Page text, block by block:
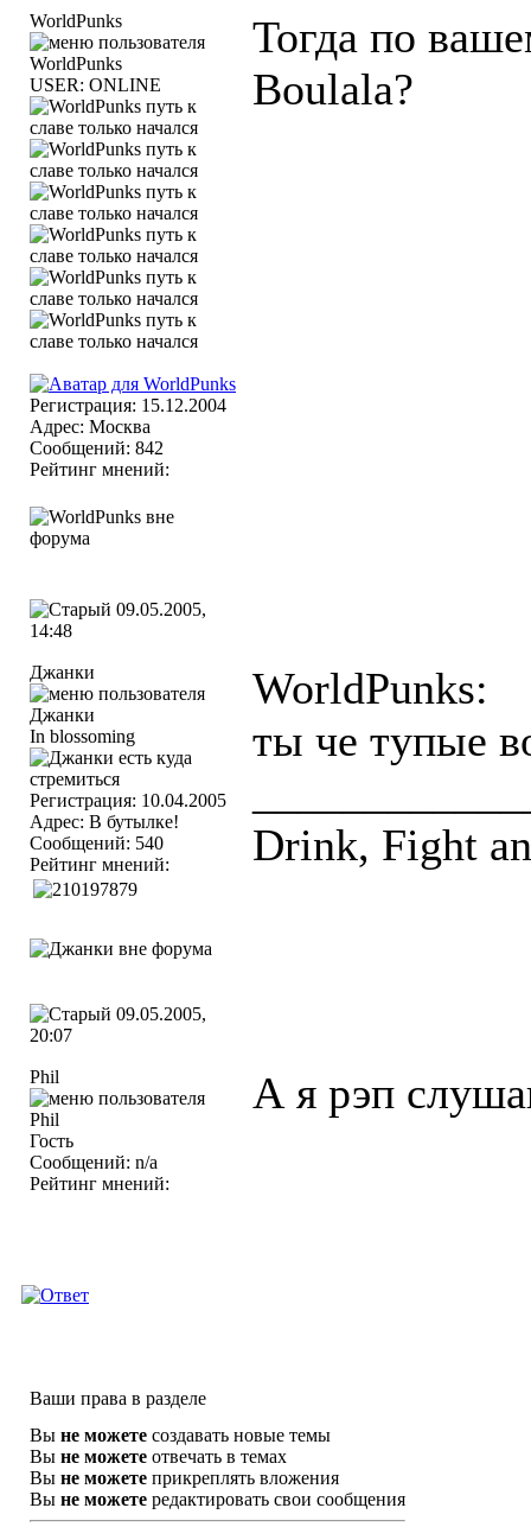
WorldPunks
USER: ONLINE
Регистрация: 15.12.2004
Адрес: Москва
Сообщений: 842
Рейтинг мнений:
Тогда по
Boulala?
09.05.2005,
14:48
Джанки
In blossoming
Регистрация: 10.04.2005
Адрес: В бутылке!
Сообщений: 540
Рейтинг мнений:
WorldPunks:
ты че тупые
Drink, Fight
09.05.2005,
20:07
Phil
Гость
Сообщений: n/a
Рейтинг мнений:
А я рэп
Ваши права в разделе
Вы не можете создавать новые темы
Вы не можете отвечать в темах
Вы не можете прикреплять вложения
Вы не можете редактировать свои сообщения